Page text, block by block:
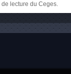
lecture du Ceges.